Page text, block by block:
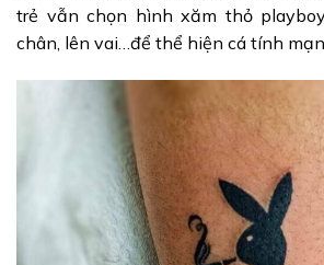
trẻ vẫn chọn hình xăm thỏ
chân, lên vai…để thể hiện cá tính